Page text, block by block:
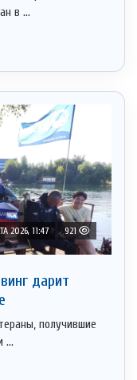
в ...
2026, 11:47 921
дарит
получившие
...